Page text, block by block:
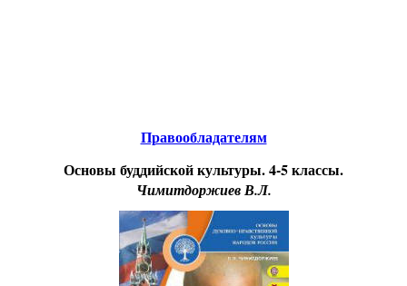
Правообладателям
Основы буддийской культуры. 4-5 классы.
Чимитдоржиев В.Л.